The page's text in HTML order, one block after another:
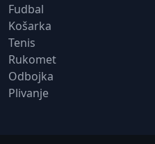
Fudbal
Košarka
Tenis
Rukomet
Odbojka
Plivanje